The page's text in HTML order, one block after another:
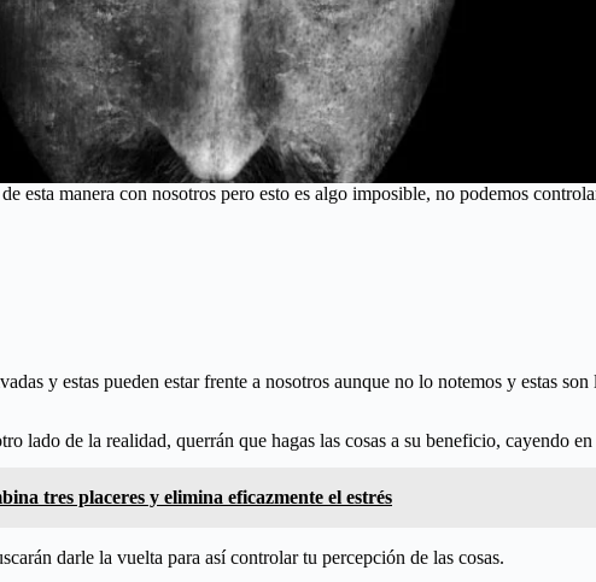
esta manera con nosotros pero esto es algo imposible, no podemos
y estas pueden estar frente a nosotros aunque no lo notemos y estas
lado de la realidad, querrán que hagas las cosas a su beneficio, cayendo en
tres placeres y elimina eficazmente el estrés
darle la vuelta para así controlar tu percepción de las cosas.